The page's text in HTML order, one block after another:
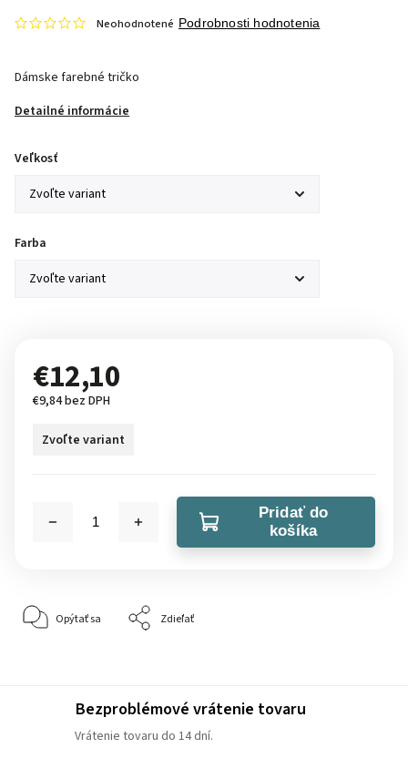
Neohodnotené Podrobnosti hodnotenia
Dámske farebné tričko
Detailné informácie
Veľkosť
Farba
€12,10
€9,84 bez DPH
Zvoľte variant
Pridať do
košíka
Opýtať sa Zdieľať
Bezproblémové vrátenie tovaru
Vrátenie tovaru do 14 dní.